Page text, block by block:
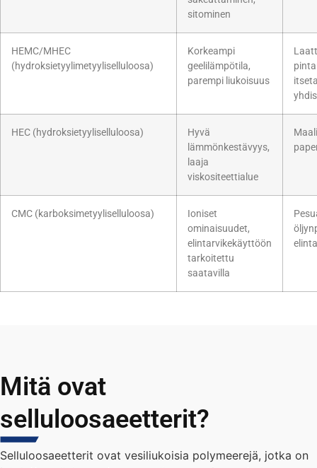
sitominen
HEMC/MHEC
(hydroksietyylimetyyliselluloosa)
Korkeampi
geelilämpötila,
parempi liukoisuus
HEC (hydroksietyyliselluloosa)
Hyvä
lämmönkestävyys,
laaja
viskositeettialue
CMC (karboksimetyyliselluloosa)
Ioniset
ominaisuudet,
elintarvikekäyttöön
tarkoitettu
saatavilla
Mitä ovat
selluloosaeetterit?
Selluloosaeetterit ovat vesiliukoisia polymeerejä, jotka on